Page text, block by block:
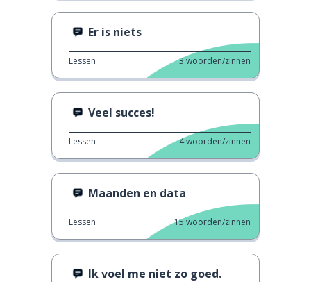
Er is niets
Lessen 3woorden/zinnen
Veel succes!
Lessen 4woorden/zinnen
Maanden en data
Lessen 15woorden/zinnen
Ik voel me niet zo goed.